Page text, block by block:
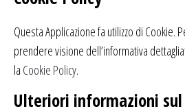
Questa Applicazione fa utilizzo di Cookie.
prendere visione dell’informativa
la Cookie Policy.
Ulteriori informazioni